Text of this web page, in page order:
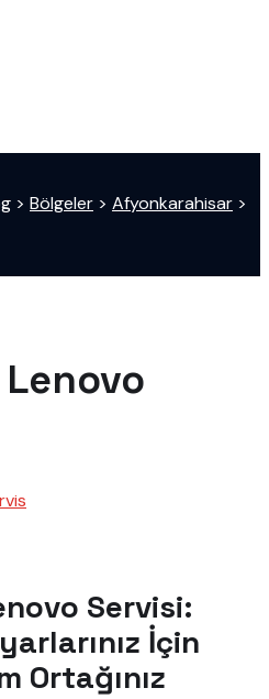
> Bölgeler > Afyonkarahisar >
Servisi:
İçin
Ortağınız